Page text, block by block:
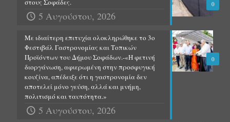
0
στους Σοφάδες.
5 Αυγούστου, 2026
0
Με ιδιαίτερη επιτυχία ολοκληρώθηκε το 3ο
Φεστιβάλ Γαστρονομίας και Τοπικών
Προϊόντων του Δήμου Σοφάδων.-«Η φετινή
διοργάνωση, αφιερωμένη στην προσφυγική
κουζίνα, απέδειξε ότι η γαστρονομία δεν
αποτελεί μόνο γεύση, αλλά και μνήμη,
πολιτισμό και ταυτότητα.»
5 Αυγούστου, 2026